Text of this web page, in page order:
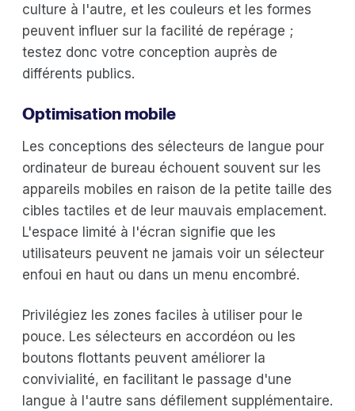
culture à l'autre, et les couleurs et les formes
peuvent influer sur la facilité de repérage ;
testez donc votre conception auprès de
différents publics.
Optimisation mobile
Les conceptions des sélecteurs de langue pour
ordinateur de bureau échouent souvent sur les
appareils mobiles en raison de la petite taille des
cibles tactiles et de leur mauvais emplacement.
L'espace limité à l'écran signifie que les
utilisateurs peuvent ne jamais voir un sélecteur
enfoui en haut ou dans un menu encombré.
Privilégiez les zones faciles à utiliser pour le
pouce. Les sélecteurs en accordéon ou les
boutons flottants peuvent améliorer la
convivialité, en facilitant le passage d'une
langue à l'autre sans défilement supplémentaire.